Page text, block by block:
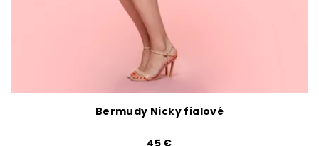
Bermudy Nicky fialové
45 €